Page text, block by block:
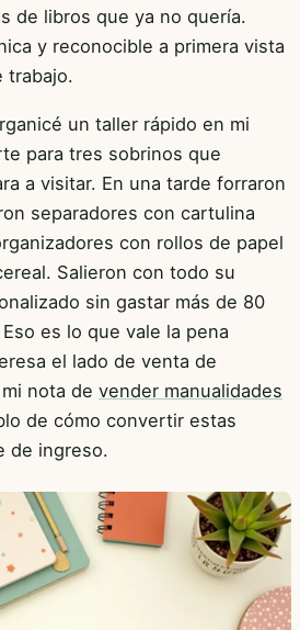
de libros que ya no quería.
y reconocible a primera vista
trabajo.
un taller rápido en mi
para tres sobrinos que
a visitar. En una tarde forraron
separadores con cartulina
con rollos de papel
Salieron con todo su
sin gastar más de 80
es lo que vale la pena
el lado de venta de
nota de vender manualidades
de cómo convertir estas
de ingreso.